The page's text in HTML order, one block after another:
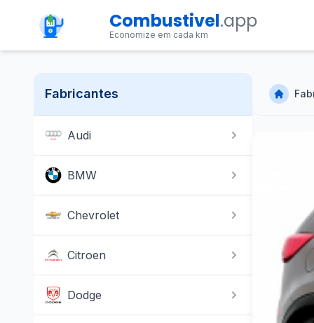
Combustivel.app
Economize em cada km
Fabricantes
Audi
BMW
Chevrolet
Citroen
Dodge